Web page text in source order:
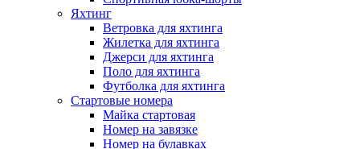
Яхтинг
Ветровка для яхтинга
Жилетка для яхтинга
Джерси для яхтинга
Поло для яхтинга
Футболка для яхтинга
Стартовые номера
Майка стартовая
Номер на завязке
Номер на булавках